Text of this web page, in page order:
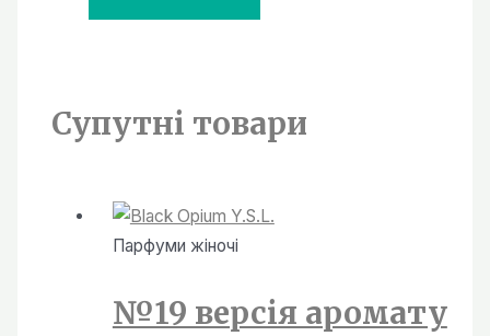
Супутні товари
Парфуми жiночi
№19 версія аромату